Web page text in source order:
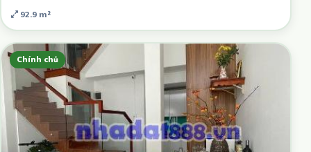
92.9 m²
Chính chủ